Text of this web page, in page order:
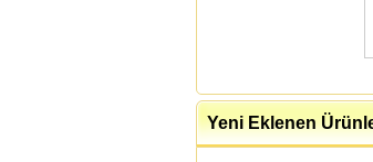
Yeni Eklenen